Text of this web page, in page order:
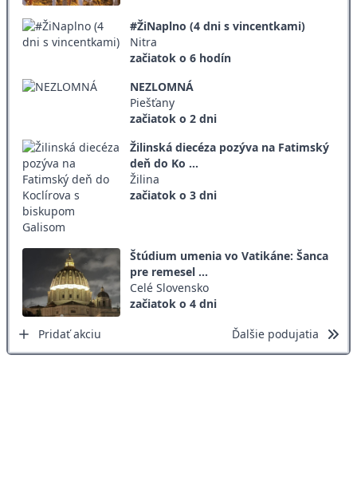
#ŽiNaplno (4 dni s vincentkami)
Nitra
začiatok o 6 hodín
NEZLOMNÁ
Piešťany
začiatok o 2 dni
Žilinská diecéza pozýva na Fatimský
deň do Ko ...
Žilina
začiatok o 3 dni
Štúdium umenia vo Vatikáne: Šanca
pre remesel ...
Celé Slovensko
začiatok o 4 dni
Pridať akciu Ďalšie podujatia